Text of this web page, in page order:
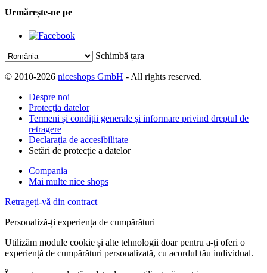
Urmărește-ne pe
Schimbă țara
© 2010-2026 niceshops GmbH - All rights reserved.
Despre noi
Protecția datelor
Termeni și condiții generale și informare privind dreptul de
retragere
Declarația de accesibilitate
Setări de protecție a datelor
Compania
Mai multe nice shops
Retrageți-vă din contract
Personaliză-ți experiența de cumpărături
Utilizăm module cookie și alte tehnologii doar pentru a-ți oferi o
experiență de cumpărături personalizată, cu acordul tău individual.